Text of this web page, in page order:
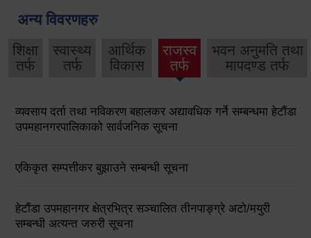
अन्य विवरणहरु
शिक्षा
तर्फ
स्वास्थ्य
तर्फ
आर्थिक
विकास
राजस्व
तर्फ
भवन अनुमति तथा
मापदण्ड तर्फ
व्यवसाय दर्ता तथा नविकरण बहालकर अद्यावधिक गर्ने सम्बन्धमा हेटौंडा
उपमहानगरपालिकाको सार्वजनिक सूचना
एकिकृत सम्पत्तीकर बुझाउने सम्बन्धी सूचना
हेटौंडा उपमहानगर क्षेत्रभित्र सञ्चालित तीनपाङ्ग्रे अटो/मयुरी
सम्बन्धी अत्यन्त जरुरी सूचना